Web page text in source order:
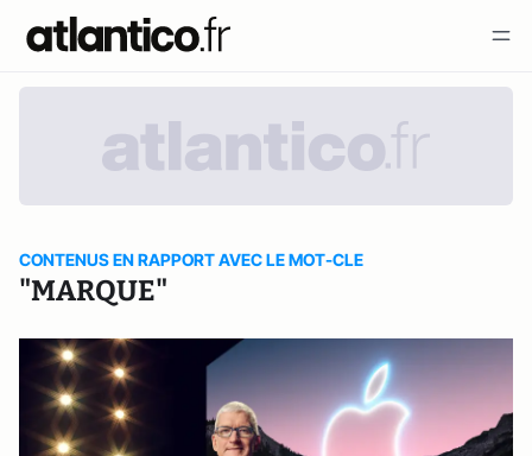
CONTENUS EN RAPPORT AVEC LE MOT-CLE
"MARQUE"